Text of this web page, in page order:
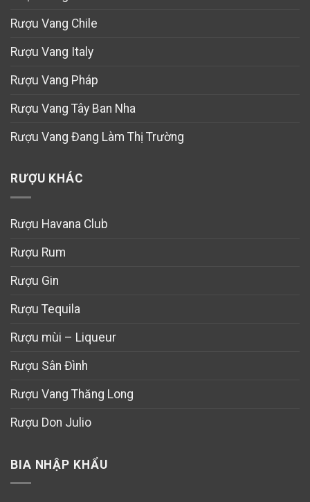
Rượu Vang Chile
Rượu Vang Italy
Rượu Vang Pháp
Rượu Vang Tây Ban Nha
Rượu Vang Đang Làm Thị Trường
RƯỢU KHÁC
Rượu Havana Club
Rượu Rum
Rượu Gin
Rượu Tequila
Rượu mùi – Liqueur
Rượu Sân Đình
Rượu Vang Thăng Long
Rượu Don Julio
BIA NHẬP KHẨU